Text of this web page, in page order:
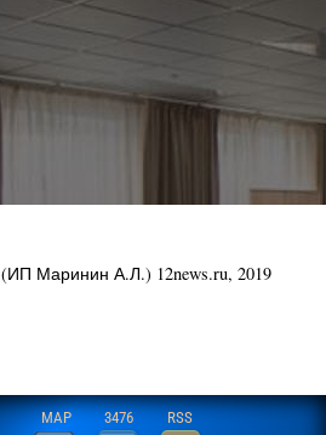
(ИП Маринин А.Л.) 12news.ru, 2019
MAP 3476 RSS